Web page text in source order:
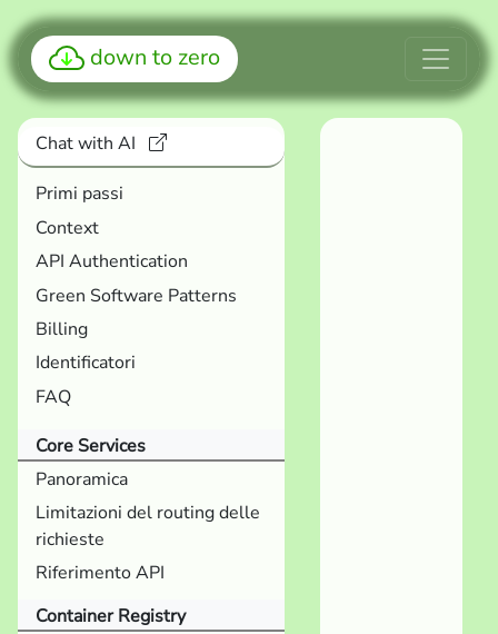
down to zero
Chat with AI
Primi passi
Context
API Authentication
Green Software Patterns
Billing
Identificatori
FAQ
Core Services
Panoramica
Limitazioni del routing delle
richieste
Riferimento API
Container Registry